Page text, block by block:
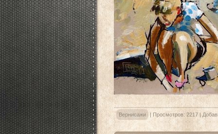
Вернисажи | Просмотров: 2217 |